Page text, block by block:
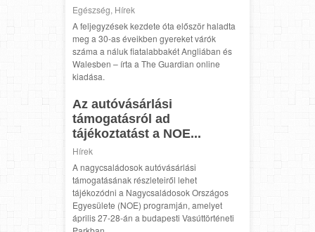
Egészség, Hírek
A feljegyzések kezdete óta először haladta
meg a 30-as éveikben gyereket várók
száma a náluk fiatalabbakét Angliában és
Walesben – írta a The Guardian online
kiadása.
Az autóvásárlási
támogatásról ad
tájékoztatást a NOE...
Hírek
A nagycsaládosok autóvásárlási
támogatásának részleteiről lehet
tájékozódni a Nagycsaládosok Országos
Egyesülete (NOE) programján, amelyet
április 27-28-án a budapesti Vasúttörténeti